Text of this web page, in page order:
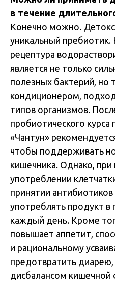
в течение
Конечно можно.
уникальный
рецептура
является не только
полезных бактерий,
кондиционером,
типов организмов.
пробиотического
«Чантун»
чтобы поддерживать
кишечника. Однако,
употреблении
принятии
употреблять продукт в
каждый день. Кроме
повышает аппетит,
и рациональному
предотвратить
дисбалансом